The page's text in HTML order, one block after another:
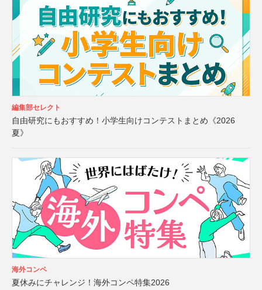
編集部セレクト
自由研究にもおすすめ！小学生向けコンテストまとめ《2026
夏》
海外コンペ
夏休みにチャレンジ！海外コンペ特集2026